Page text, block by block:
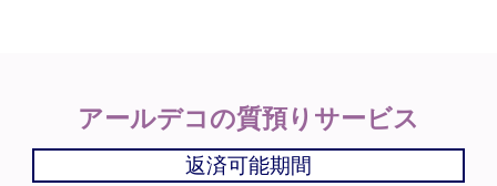
アールデコの質預りサービス
返済可能期間